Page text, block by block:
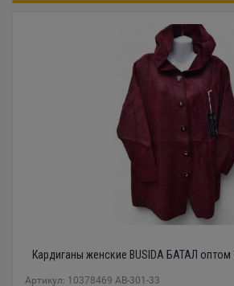
Кардиганы женские BUSIDA БАТАЛ оптом
Артикул: 10378469 AB-301-33